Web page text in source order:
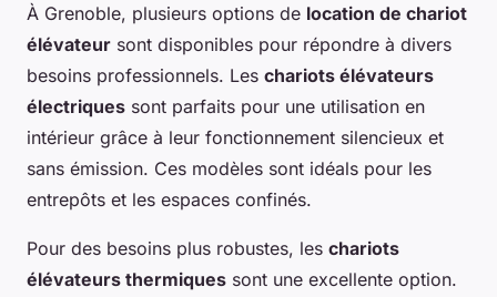
À Grenoble, plusieurs options de location de chariot
élévateur sont disponibles pour répondre à divers
besoins professionnels. Les chariots élévateurs
électriques sont parfaits pour une utilisation en
intérieur grâce à leur fonctionnement silencieux et
sans émission. Ces modèles sont idéals pour les
entrepôts et les espaces confinés.
Pour des besoins plus robustes, les chariots
élévateurs thermiques sont une excellente option.